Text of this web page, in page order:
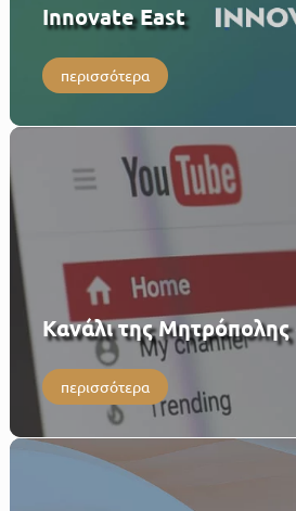
Innovate East
περισσότερα
Κανάλι της
περισσότερα